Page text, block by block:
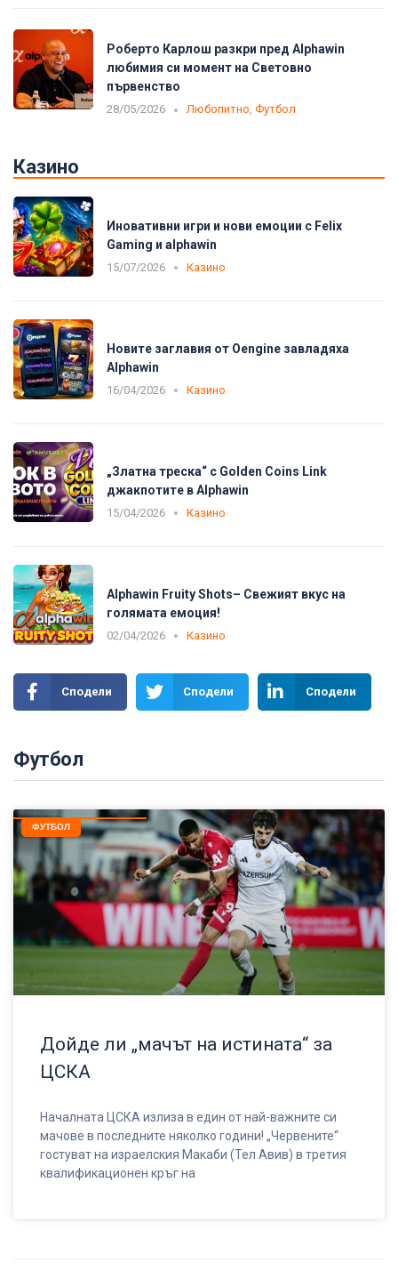
Роберто Карлош разкри пред Alphawin
любимия си момент на Световно
първенство
28/05/2026 Любопитно, Футбол
Казино
Иновативни игри и нови емоции с Felix
Gaming и alphawin
15/07/2026 Казино
Новите заглавия от Oengine завладяха
Alphawin
16/04/2026 Казино
„Златна треска“ с Golden Coins Link
джакпотите в Alphawin
15/04/2026 Казино
Alphawin Fruity Shots– Свежият вкус на
голямата емоция!
02/04/2026 Казино
Сподели Сподели Сподели
Футбол
ФУТБОЛ
Дойде ли „мачът на истината“ за
ЦСКА
Началната ЦСКА излиза в един от най-важните си
мачове в последните няколко години! „Червените“
гостуват на израелския Макаби (Тел Авив) в третия
квалификационен кръг на